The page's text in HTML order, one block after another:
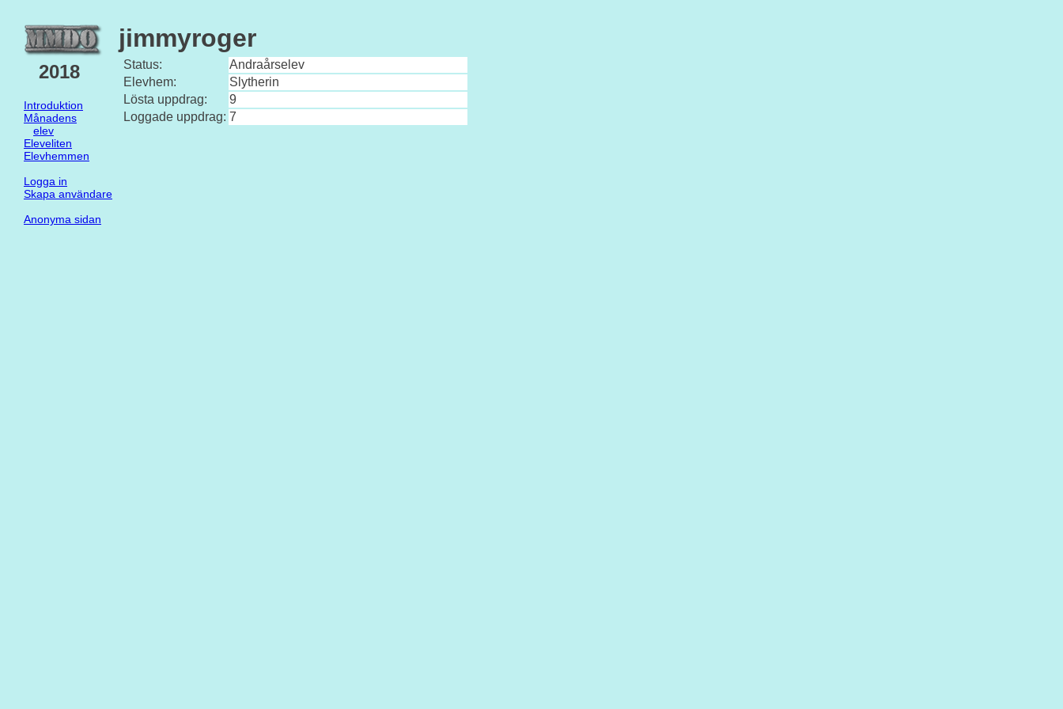
2018
Introduktion
Månadens
elev
Eleveliten
Elevhemmen
Logga in
Skapa användare
Anonyma sidan
jimmyroger
Status:
Andraårselev
Elevhem:
Slytherin
Lösta uppdrag:
9
Loggade uppdrag: 7